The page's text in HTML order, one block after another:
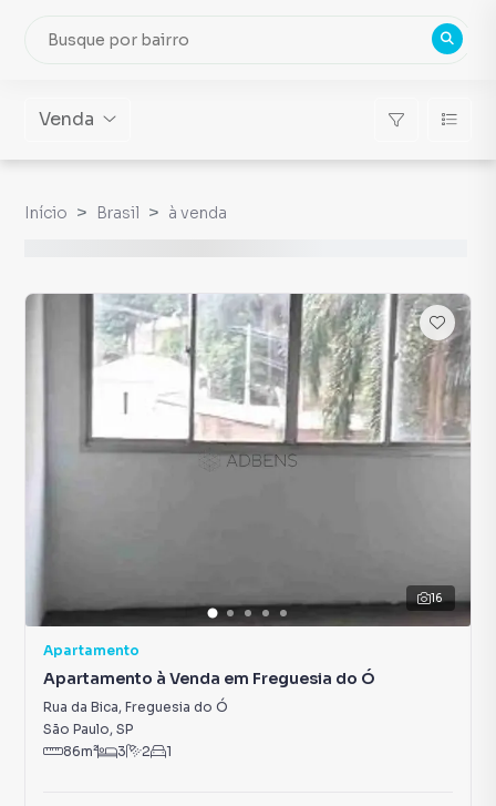
Venda
Início Brasil à venda
16
Apartamento
Apartamento à Venda em Freguesia do Ó
Rua da Bica, Freguesia do Ó
São Paulo, SP
86m² 3 2 1